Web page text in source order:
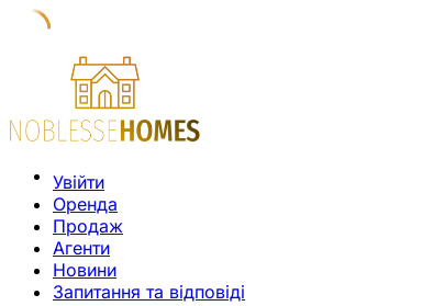
Увійти
Оренда
Продаж
Агенти
Новини
Запитання та відповіді